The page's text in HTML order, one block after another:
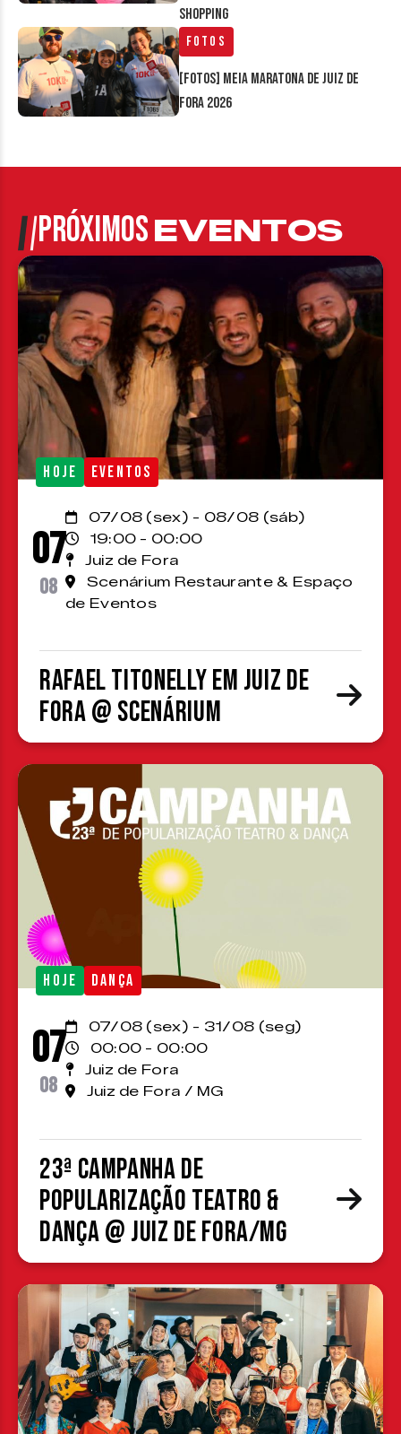
Shopping
Fotos
[FOTOS] Meia Maratona de Juiz de
Fora 2026
PRÓXIMOSEVENTOS
HOJE EVENTOS
07
08
07/08 (sex) - 08/08 (sáb)
19:00 - 00:00
Juiz de Fora
Scenárium Restaurante & Espaço
de Eventos
Rafael Titonelly em Juiz de
Fora @ Scenárium
HOJE DANÇA
07
08
07/08 (sex) - 31/08 (seg)
00:00 - 00:00
Juiz de Fora
Juiz de Fora / MG
23ª Campanha de
Popularização Teatro &
Dança @ Juiz de Fora/MG